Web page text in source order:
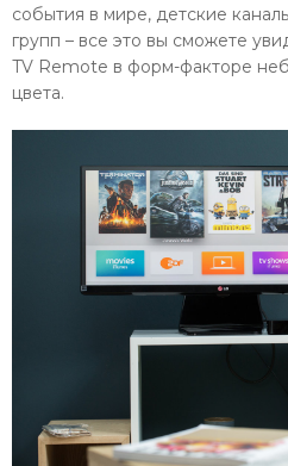
события в мире, детские
групп – все это вы сможете
TV Remote в форм-факторе
цвета.